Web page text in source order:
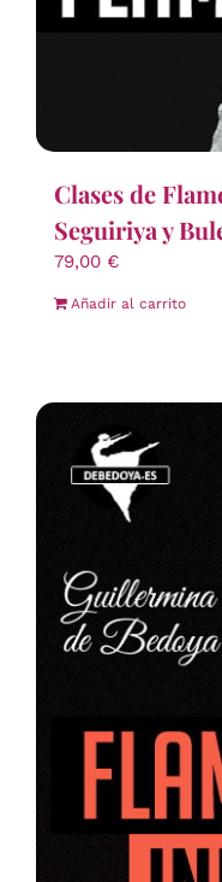
Clases de
Seguiriya y
79,00 €
Añadir al carrito